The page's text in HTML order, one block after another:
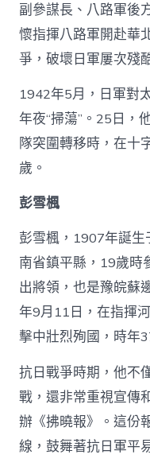
副參謀長、八路軍後
懷指揮八路軍開赴華
爭，破壞日軍屢次殘
1942年5月，日軍對
年夜“掃蕩”。25日，
隊突圍轉移時，在十
歲。
彭雪楓
彭雪楓，1907年誕
南省鎮平縣，19歲時
出將領，也是豫皖蘇
年9月11日，在指揮
擊中壯烈殉國，時年
抗日戰爭時期，他不
戰，還非常重視宣傳
辦《拂曉報》。這份
線，鼓舞著抗日軍平